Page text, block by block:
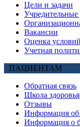
Цели и задачи
Вакансии
Оценка
Учетная
ПАЦИЕНТАМ
Обратная связь
Школа здоровья
Отзывы
Информация об
Информация о